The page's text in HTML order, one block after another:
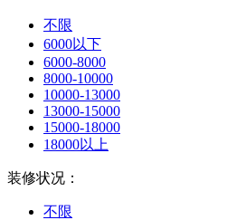
不限
6000以下
6000-8000
8000-10000
10000-13000
13000-15000
15000-18000
18000以上
装修状况：
不限